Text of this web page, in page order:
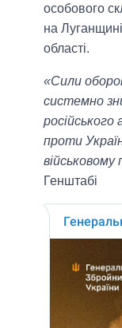
особового
на
області.
«Сили
системно
російського
проти
військовому
Генштабі